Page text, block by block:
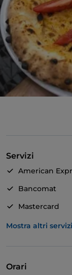
Servizi
American
Bancomat
Mastercard
TheFork PAY
Mostra altri servizi
Orari